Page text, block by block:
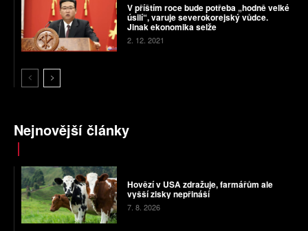
V příštím roce bude potřeba „hodně velké
úsilí“, varuje severokorejský vůdce.
Jinak ekonomika selže
2. 12. 2021
Nejnovější články
Hovězí v USA zdražuje, farmářům ale
vyšší zisky nepřináší
7. 8. 2026